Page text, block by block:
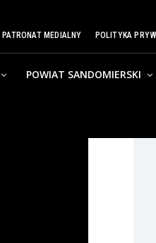
PATRONAT MEDIALNY POLITYKA
POWIAT SANDOMIERSKI